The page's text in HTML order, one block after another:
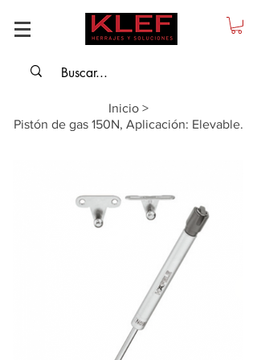
Inicio >
Pistón de gas 150N, Aplicación: Elevable.